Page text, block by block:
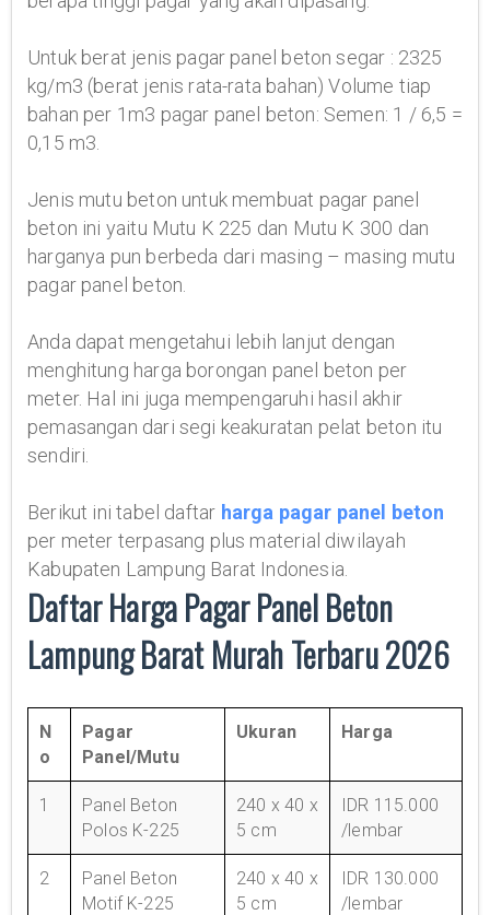
Untuk berat jenis pagar panel beton segar : 2325
kg/m3 (berat jenis rata-rata bahan) Volume tiap
bahan per 1m3 pagar panel beton: Semen: 1 / 6,5 =
0,15 m3.
Jenis mutu beton untuk membuat pagar panel
beton ini yaitu Mutu K 225 dan Mutu K 300 dan
harganya pun berbeda dari masing – masing mutu
pagar panel beton.
Anda dapat mengetahui lebih lanjut dengan
menghitung harga borongan panel beton per
meter. Hal ini juga mempengaruhi hasil akhir
pemasangan dari segi keakuratan pelat beton itu
sendiri.
Berikut ini tabel daftar harga pagar panel beton
per meter terpasang plus material diwilayah
Kabupaten Lampung Barat Indonesia.
Daftar Harga Pagar Panel Beton
Lampung Barat Murah Terbaru 2026
N
o
Pagar
Panel/Mutu
Ukuran Harga
1
Panel Beton
Polos K-225
240 x 40 x
5 cm
IDR 115.000
/lembar
2
Panel Beton
Motif K-225
240 x 40 x
5 cm
IDR 130.000
/lembar